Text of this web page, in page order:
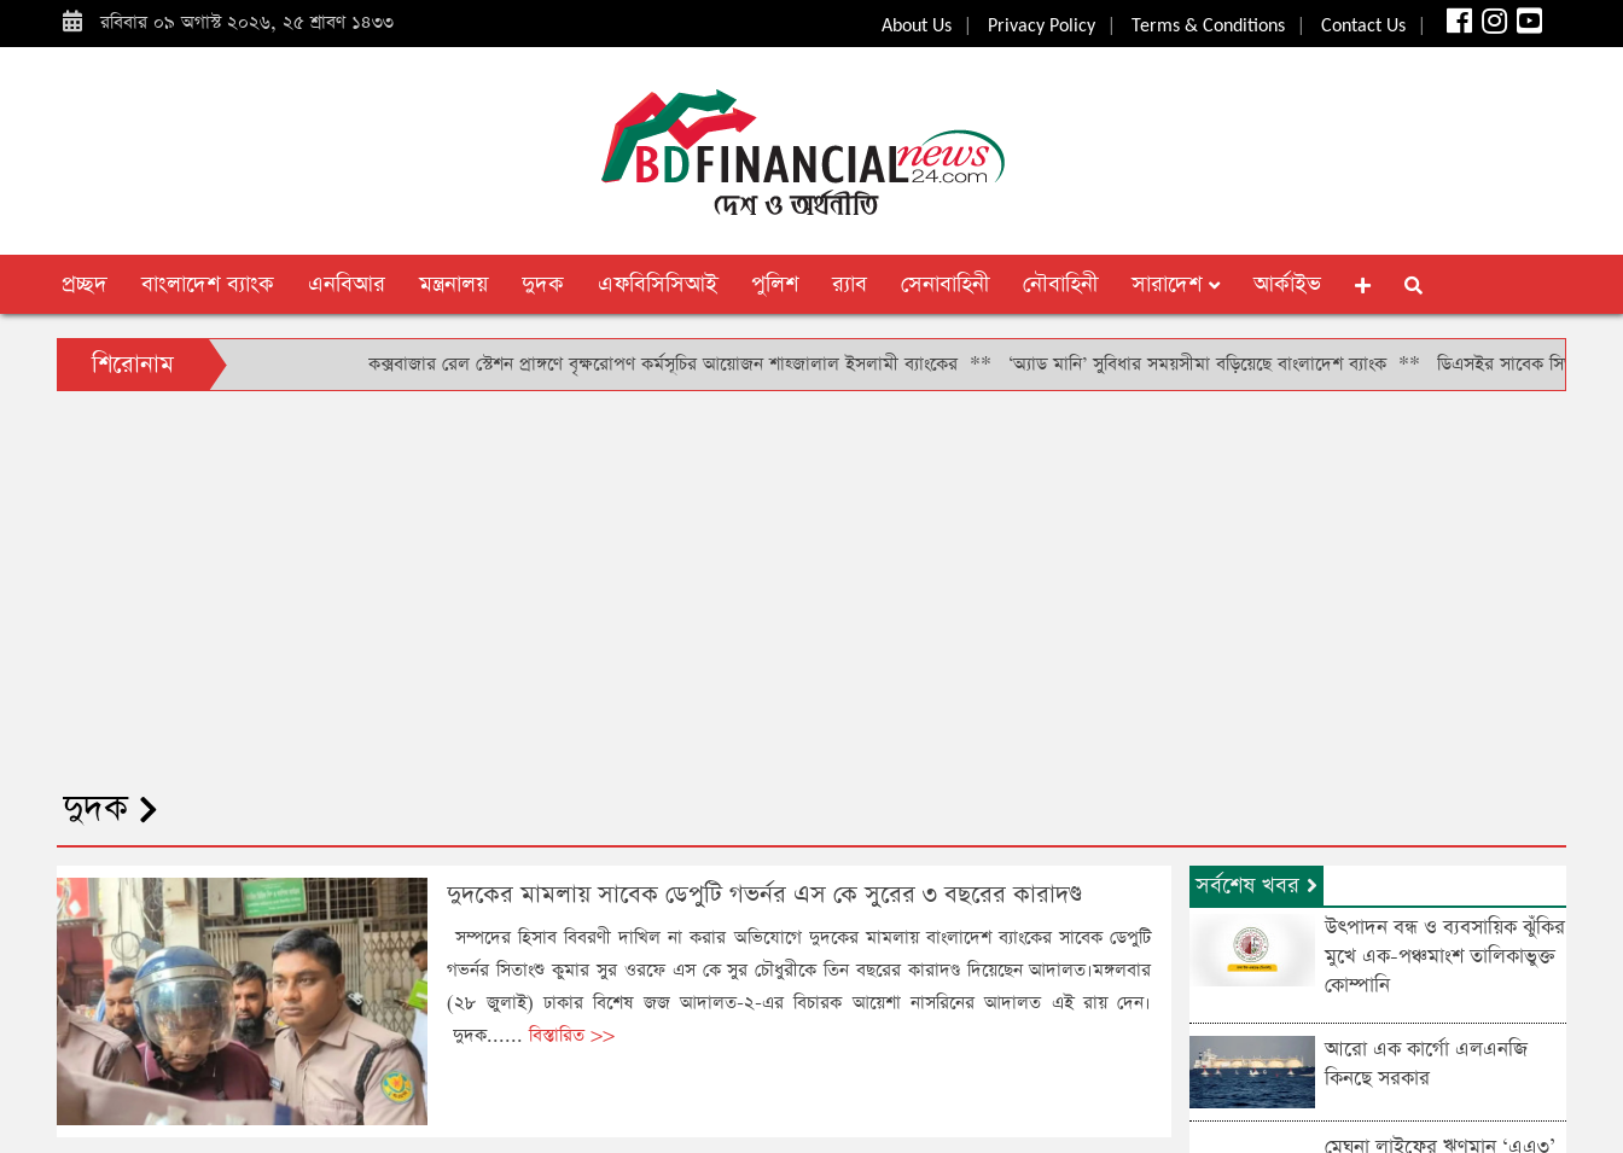
রবিবার ০৯ অগাস্ট ২০২৬, ২৫ শ্রাবণ ১৪৩৩ About Us| Privacy Policy| Terms & Conditions| Contact Us|
প্রচ্ছদ বাংলাদেশ ব্যাংক এনবিআর মন্ত্রনালয় দুদক এফবিসিসিআই পুলিশ র‍্যাব সেনাবাহিনী নৌবাহিনী সারাদেশ আর্কাইভ
শিরোনাম কক্সবাজার রেল স্টেশন প্রাঙ্গণে বৃক্ষরোপণ কর্মসূচির আয়োজন শাহ্জালাল ইসলামী ব্যাংকের**‘অ্যাড মানি’ সুবিধার সময়সীমা বড়িয়েছে বাংলাদেশ ব্যাংক**ডিএসইর সাবেক সিআরও খাইরুল
দুদক
দুদকের মামলায় সাবেক ডেপুটি গভর্নর এস কে সুরের ৩ বছরের কারাদণ্ড
সম্পদের হিসাব বিবরণী দাখিল না করার অভিযোগে দুদকের মামলায় বাংলাদেশ ব্যাংকের সাবেক ডেপুটি
গভর্নর সিতাংশু কুমার সুর ওরফে এস কে সুর চৌধুরীকে তিন বছরের কারাদণ্ড দিয়েছেন আদালত।মঙ্গলবার
(২৮ জুলাই) ঢাকার বিশেষ জজ আদালত-২-এর বিচারক আয়েশা নাসরিনের আদালত এই রায় দেন।
দুদক......বিস্তারিত >>
সর্বশেষ খবর
উৎপাদন বন্ধ ও ব্যবসায়িক ঝুঁকির
মুখে এক-পঞ্চমাংশ তালিকাভুক্ত
কোম্পানি
আরো এক কার্গো এলএনজি
কিনছে সরকার